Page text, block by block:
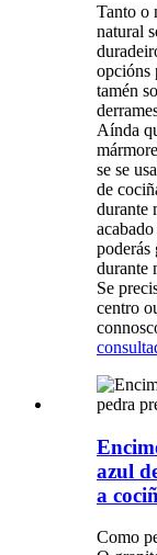
Tanto o
natural
opcións
tamén
Aínda
se se
de
durante
poderás
durante
Se
centro
consulta
azul
a
Como